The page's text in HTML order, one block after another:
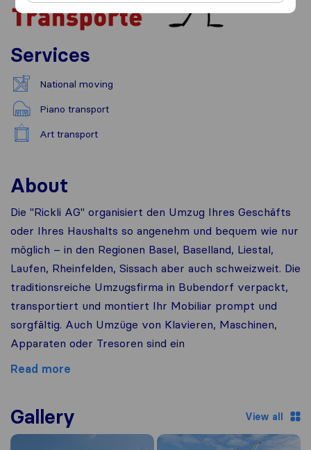
Services
National moving
Piano transport
Art transport
About
Die "Rickli AG" organisiert den Umzug Ihres Geschäfts
oder Ihres Haushalts so angenehm und bequem wie nur
möglich – in den Regionen Basel, Baselland, Liestal,
Laufen, Rheinfelden, Sissach aber auch schweizweit. Die
traditionsreiche Umzugsfirma in Bubendorf verpackt,
transportiert und montiert Ihr Mobiliar prompt und
sorgfältig. Auch Umzüge von Klavieren, Maschinen,
Apparaten oder Tresoren sind ein
Read more
Gallery View all